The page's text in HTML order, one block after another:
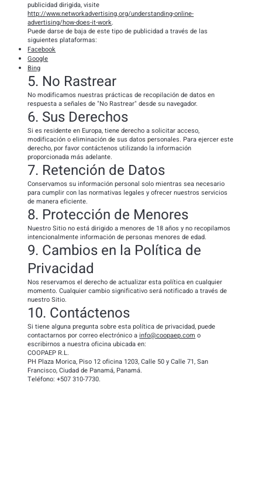
publicidad dirigida, visite
http://www.networkadvertising.org/understanding-online-
advertising/how-does-it-work.
Puede darse de baja de este tipo de publicidad a través de las
siguientes plataformas:
Facebook
Google
Bing
5. No Rastrear
No modificamos nuestras prácticas de recopilación de datos en
respuesta a señales de "No Rastrear" desde su navegador.
6. Sus Derechos
Si es residente en Europa, tiene derecho a solicitar acceso,
modificación o eliminación de sus datos personales. Para ejercer este
derecho, por favor contáctenos utilizando la información
proporcionada más adelante.
7. Retención de Datos
Conservamos su información personal solo mientras sea necesario
para cumplir con las normativas legales y ofrecer nuestros servicios
de manera eficiente.
8. Protección de Menores
Nuestro Sitio no está dirigido a menores de 18 años y no recopilamos
intencionalmente información de personas menores de edad.
9. Cambios en la Política de
Privacidad
Nos reservamos el derecho de actualizar esta política en cualquier
momento. Cualquier cambio significativo será notificado a través de
nuestro Sitio.
10. Contáctenos
Si tiene alguna pregunta sobre esta política de privacidad, puede
contactarnos por correo electrónico ainfo@coopaep.com o
escribirnos a nuestra oficina ubicada en:
COOPAEP R.L.
PH Plaza Morica, Piso 12 oficina 1203, Calle 50 y Calle 71, San
Francisco, Ciudad de Panamá, Panamá.
Teléfono: +507 310-7730.